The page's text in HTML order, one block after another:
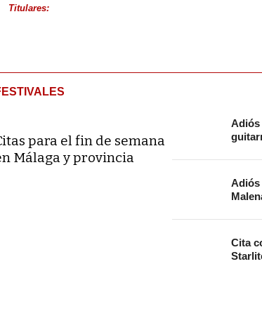
Titulares:
para el fin de semana
Málaga y provincia
Adiós
Adiós
Cita